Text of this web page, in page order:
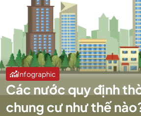
Infographic
Các nước quy định
chung cư như thế